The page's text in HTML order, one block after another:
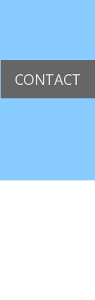
CONTACT